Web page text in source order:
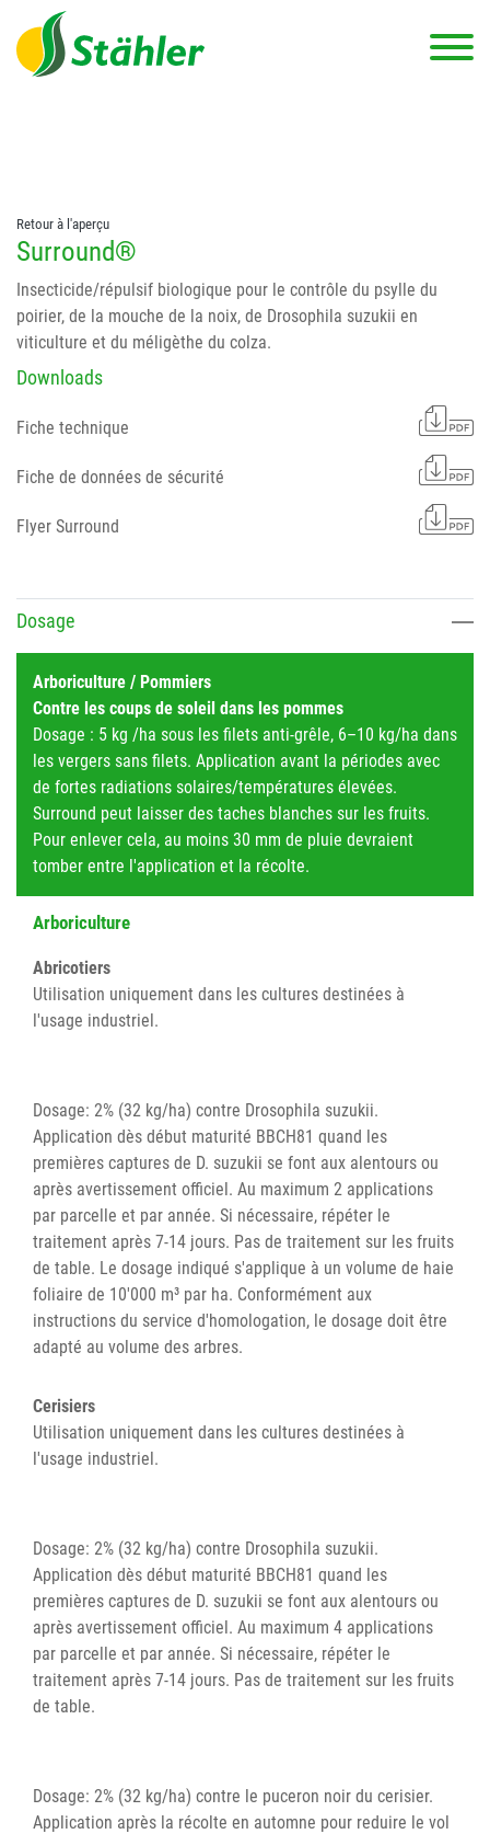
string(78) "Test 12 {FONT:12} // Dosierungen: test 123 dfasdf
asdfW134 245 34" string(62) "Test 12 {FONT:12} Dosierungen: test
123 dfasdf asdfW134 245 34"
Retour à l'aperçu
Surround®
Insecticide/répulsif biologique pour le contrôle du psylle du
poirier, de la mouche de la noix, de Drosophila suzukii en
viticulture et du méligèthe du colza.
Downloads
Fiche technique
Fiche de données de sécurité
Flyer Surround
Dosage
Arboriculture / Pommiers
Contre les coups de soleil dans les pommes
Dosage : 5 kg /ha sous les filets anti-grêle, 6–10 kg/ha dans
les vergers sans filets. Application avant la périodes avec
de fortes radiations solaires/températures élevées.
Surround peut laisser des taches blanches sur les fruits.
Pour enlever cela, au moins 30 mm de pluie devraient
tomber entre l'application et la récolte.
Arboriculture
Abricotiers
Utilisation uniquement dans les cultures destinées à
l'usage industriel.
Dosage: 2% (32 kg/ha) contre Drosophila suzukii.
Application dès début maturité BBCH81 quand les
premières captures de D. suzukii se font aux alentours ou
après avertissement officiel. Au maximum 2 applications
par parcelle et par année. Si nécessaire, répéter le
traitement après 7-14 jours. Pas de traitement sur les fruits
de table. Le dosage indiqué s'applique à un volume de haie
foliaire de 10'000 m³ par ha. Conformément aux
instructions du service d'homologation, le dosage doit être
adapté au volume des arbres.
Cerisiers
Utilisation uniquement dans les cultures destinées à
l'usage industriel.
Dosage: 2% (32 kg/ha) contre Drosophila suzukii.
Application dès début maturité BBCH81 quand les
premières captures de D. suzukii se font aux alentours ou
après avertissement officiel. Au maximum 4 applications
par parcelle et par année. Si nécessaire, répéter le
traitement après 7-14 jours. Pas de traitement sur les fruits
de table.
Dosage: 2% (32 kg/ha) contre le puceron noir du cerisier.
Application après la récolte en automne pour reduire le vol